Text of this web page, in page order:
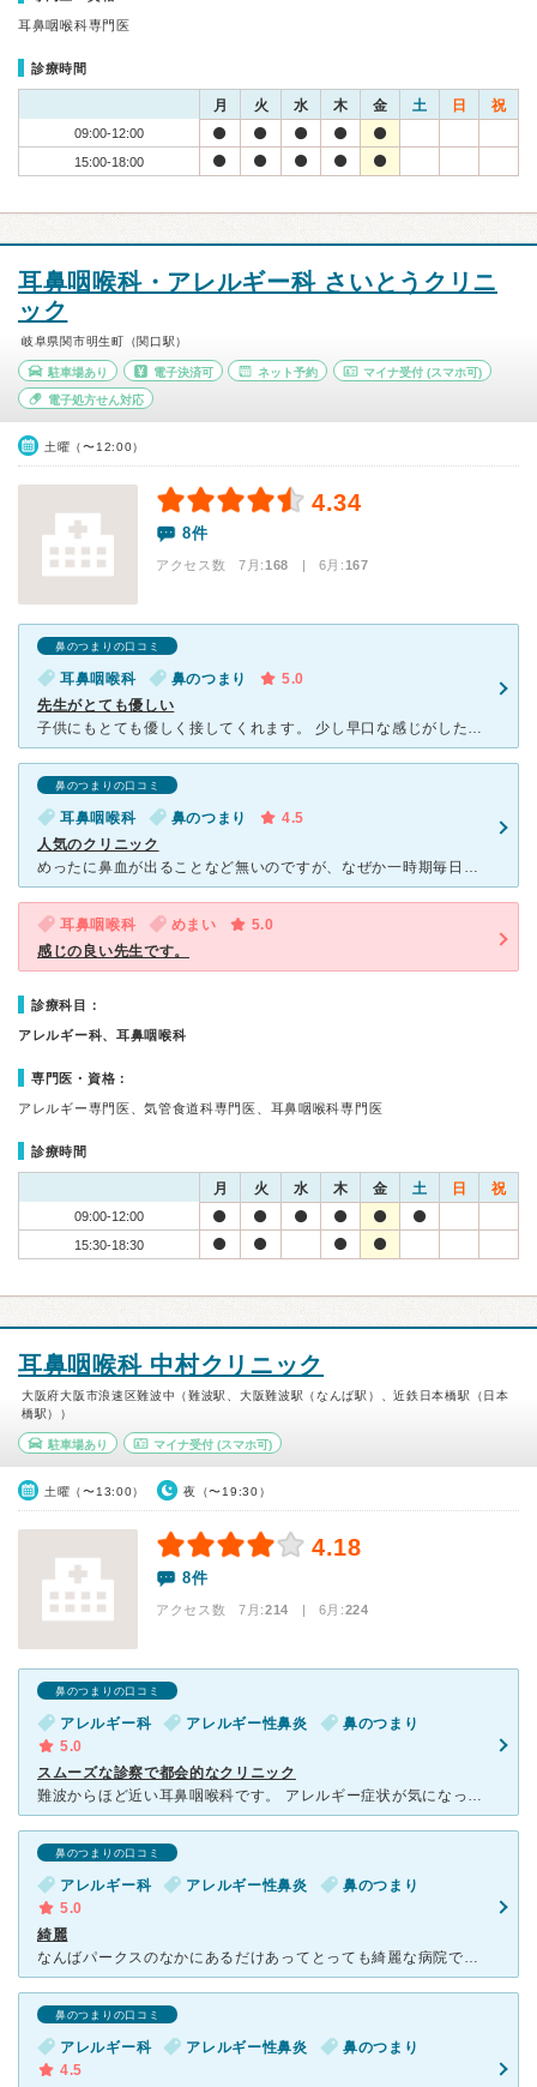
耳鼻咽喉科専門医
診療時間
月 火 水 木 金 土 日 祝
09:00-12:00
15:00-18:00
耳鼻咽喉科・アレルギー科 さいとうクリニ
ック
岐阜県関市明生町（関口駅）
駐車場あり 電子決済可 ネット予約 マイナ受付 (スマホ可)
電子処方せん対応
土曜（〜12:00）
4.34
8件
アクセス数 7月:168 | 6月:167
鼻のつまりの口コミ
耳鼻咽喉科 鼻のつまり
5.0
先生がとても優しい
子供にもとても優しく接してくれます。 少し早口な感じがしたのですが、 しっかり対応してくれます。 いつも混み合っているので、 待ち時間は長いかったのですが、 ネットでの予約もあります。 予
鼻のつまりの口コミ
耳鼻咽喉科 鼻のつまり
4.5
人気のクリニック
めったに鼻血が出ることなど無いのですが、なぜか一時期毎日のように鼻血が出るようになったため、心配になり初めて診察してもらいに行ってきました。建物自体が新しく待合室も快適に過ごせ、初診でもネットから予約
耳鼻咽喉科 めまい
5.0
感じの良い先生です。
診療科目：
アレルギー科、耳鼻咽喉科
専門医・資格：
アレルギー専門医、気管食道科専門医、耳鼻咽喉科専門医
診療時間
月 火 水 木 金 土 日 祝
09:00-12:00
15:30-18:30
耳鼻咽喉科 中村クリニック
大阪府大阪市浪速区難波中（難波駅、大阪難波駅（なんば駅）、近鉄日本橋駅（日本
橋駅））
駐車場あり マイナ受付(スマホ可)
土曜（〜13:00） 夜（〜19:30）
4.18
8件
アクセス数 7月:214 | 6月:224
鼻のつまりの口コミ
アレルギー科 アレルギー性鼻炎
鼻のつまり
5.0
スムーズな診察で都会的なクリニック
難波からほど近い耳鼻咽喉科です。 アレルギー症状が気になっており、でも薬は眠くなるし、耳鼻科って どこもいつも混んでいるし...と悩んでいた所、レーザー治療というものを知りました。 場所はな
鼻のつまりの口コミ
アレルギー科 アレルギー性鼻炎
鼻のつまり
5.0
綺麗
なんばパークスのなかにあるだけあってとっても綺麗な病院でした。椅子やその他のものもとても清潔感があり快適でした。 この日はアレルギーから来る鼻づまり、喉の痛みなどがあり診察を受けたのですが、いつも耳
鼻のつまりの口コミ
アレルギー科 アレルギー性鼻炎
鼻のつまり
4.5